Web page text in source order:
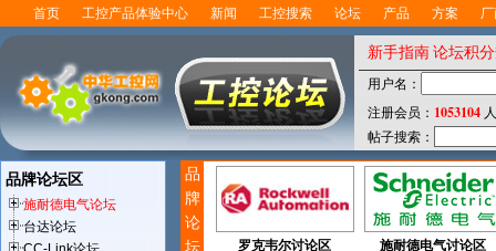
首页 工控产品体验中心 新闻 工控搜索 论坛 产品 方案
新手指南论坛积
用户名：
注册会员： 1053104
帖子搜索：
品牌论坛区
施耐德电气论坛
台达论坛
品
牌
论
坛
罗克韦尔讨论区 施耐德电气讨论区